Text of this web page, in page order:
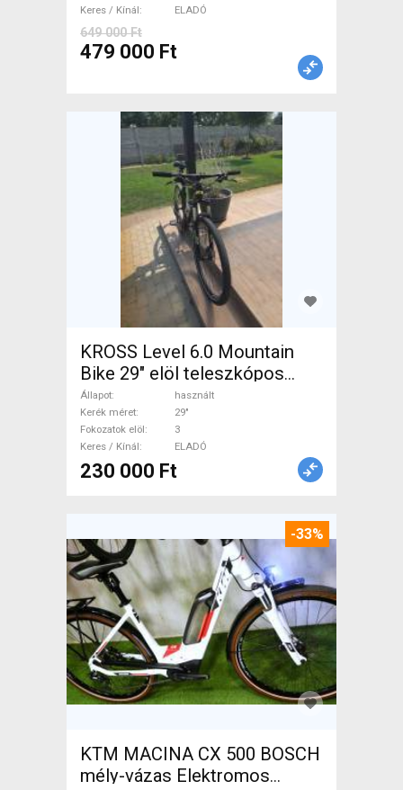
Keres / Kínál
ELADÓ
649 000 Ft
479 000 Ft
KROSS Level 6.0 Mountain
Bike 29" elöl teleszkópos
használt ELADÓ
Állapot
használt
Kerék méret
29"
Fokozatok elöl
3
Keres / Kínál
ELADÓ
230 000 Ft
-33%
KTM MACINA CX 500 BOSCH
mély-vázas Elektromos